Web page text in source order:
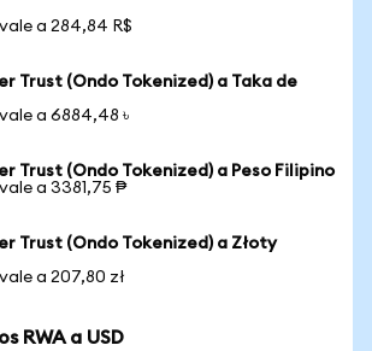
a 284,84 R$
Trust (Ondo Tokenized) a Taka de
a 6884,48 ৳
Trust (Ondo Tokenized) a Peso Filipino
a 3381,75 ₱
Trust (Ondo Tokenized) a Złoty
a 207,80 zł
RWA a USD